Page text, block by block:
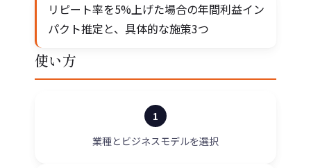
リピート率を5%上げた場合の年間利益イン
パクト推定と、具体的な施策3つ
使い方
1
業種とビジネスモデルを選択